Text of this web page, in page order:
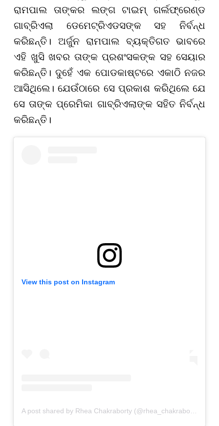
ରାମପାଲ ତାଙ୍କର ଲଙ୍ଗ ଟାଇମ୍ ଗର୍ଲଫ୍ରେଣ୍ଡ
ଗାବ୍ରିଏଲା ଡେମେଟ୍ରିଏଡସଙ୍କ ସହ ନିର୍ବନ୍ଧ
କରିଛନ୍ତି। ଅର୍ଜୁନ ରାମପାଲ ବ୍ୟକ୍ତିଗତ ଭାବରେ
ଏହି ଖୁସି ଖବର ତାଙ୍କ ପ୍ରଶଂସକଙ୍କ ସହ ସେୟାର
କରିଛନ୍ତି। ଦୁହେଁ ଏକ ପୋଡକାଷ୍ଟରେ ଏକାଠି ନଜର
ଆସିଥିଲେ। ଯେଉଁଠାରେ ସେ ପ୍ରକାଶ କରିଥିଲେ ଯେ
ସେ ତାଙ୍କ ପ୍ରେମିକା ଗାବ୍ରିଏଲାଙ୍କ ସହିତ ନିର୍ବନ୍ଧ
କରିଛନ୍ତି।
View this post on Instagram
A post shared by Rhea Chakraborty (@rhea_chakraborty)